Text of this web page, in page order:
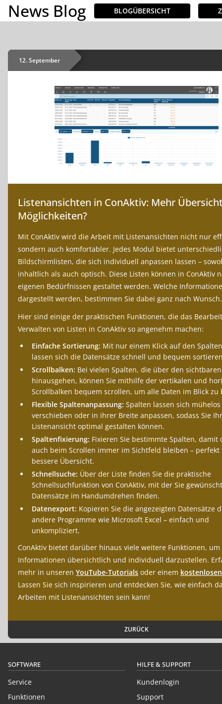
INHALTE Demo buchen
News Blog BLOGÜBERSICHT
12. September
Listenansichten in ConAktiv: Mehr
Möglichkeiten?
Mit ConAktiv wird die Arbeit mit Listenansichten nicht nur
sondern auch komfortabler. Jedes Modul bietet
Bildschirmlisten, die sich individuell anpassen lassen –
inhaltlich als auch optisch. Diese Listen können in ConAktiv
eigenen Bedürfnissen gestaltet werden. Welche
dargestellt werden, bestimmen Sie dabei ganz nach Wunsch.
Hier sind einige der praktischen Funktionen, die das
Verwalten von Listen in ConAktiv so angenehm machen:
Einfache Sortierung: Mit nur einem Klick auf den
lassen sich die Datensätze schnell und bequem
Scrollbalken: Bei vielen Spalten, die über den
hinausgehen, können Sie mithilfe der vertikalen und
Scrollbalken bequem scrollen, um alle Daten im Blick zu
Flexible Spaltenanpassung: Spalten lassen sich mühelos
verschieben oder in ihrer Breite anpassen, sodass Sie
Listenansicht optimal gestalten können.
Spaltenfixierung: Fixieren Sie bestimmte Spalten, damit
auch beim Scrollen immer im Sichtfeld bleiben –
bessere Übersicht.
Schnellsuche: Über der Liste finden Sie die praktische
Schnellsuchfunktion von ConAktiv, mit der Sie
Datensätze im Handumdrehen finden.
Datenexport: Kopieren Sie die angezeigten Datensätze
andere Programme wie Microsoft Excel – einfach und
unkompliziert.
ConAktiv bietet darüber hinaus viele weitere Funktionen, um
Informationen übersichtlich und individuell darzustellen.
mehr in unseren YouTube-Tutorials oder einem
Lassen Sie sich inspirieren und entdecken Sie, wie einfach
Arbeiten mit Listenansichten sein kann!
ZURÜCK
SOFTWARE
Service
Funktionen
HILFE & SUPPORT
Kundenlogin
Support